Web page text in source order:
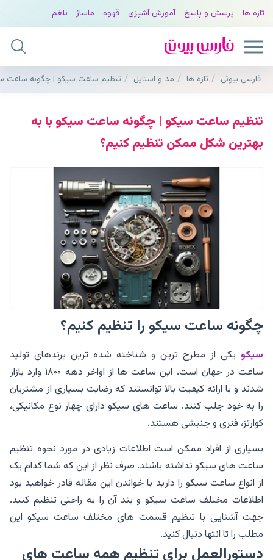
تازه ها پرسش و پاسخ آموزش آشپزی قهوه ماساژ بلغم
فارسی بیوتی تازه ها مد و استایل تنظیم ساعت سیکو | چگونه ساعت
تنظیم ساعت سیکو | چگونه ساعت سیکو با به
بهترین شکل ممکن تنظیم کنیم؟
چگونه ساعت سیکو را تنظیم کنیم؟
سیکو یکی از مطرح‌ ترین و شناخته شده ترین برندهای تولید
ساعت در جهان است. این ساعت ها از اواخر دهه ۱۸۰۰ وارد بازار
شدند و با ارائه کیفیت بالا توانستند که رضایت بسیاری از مشتریان
را به خود جلب کنند. ساعت های سیکو دارای چهار نوع مکانیکی،
کوارتز، فنری و جنبشی هستند.
بسیاری از افراد ممکن است اطلاعات زیادی در مورد نحوه تنظیم
ساعت های سیکو نداشته باشند. صرف نظر از این که شما کدام یک
از انواع ساعت سیکو را دارید با خواندن این مقاله قادر خواهید بود
اطلاعات مختلف ساعت سیکو و بند آن را به راحتی تنظیم کنید.
جهت آشنایی با تنظیم قسمت های مختلف ساعت سیکو این
مطلب را تا انتها دنبال کنید.
دستورالعمل برای تنظیم همه ساعت های